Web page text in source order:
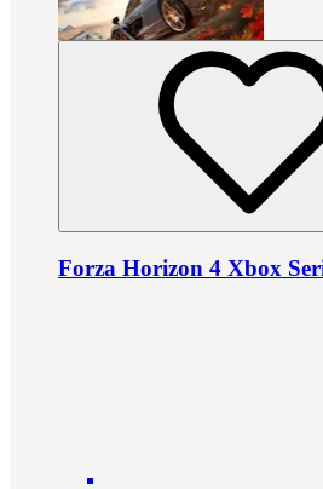
Forza Horizon 4 Xbox